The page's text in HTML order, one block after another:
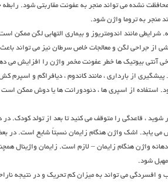
نشده می تواند منجر به عفونت مقاربتی شود.
منجر به تروما واژن شود.
شرایطی مانند اندومتریوز و بیماری التهابی لگن ممکن
از جراحی لگن و معالجات خاص سرطان نیز می تواند باعث
آنتی بیوتیک ها خطر عفونت مخمر واژن را افزایش می
از بارداری ، مانند کاندوم ، دیافراگم و اسپرم
استفاده از اسپری ها ، دئودورانت ها یا دوش ممکن
شوید ، قاعدگی را متوقف می کنید تا بعد از تولد کودک. در
یابد. اشک واژن هنگام زایمان نسبتاً شایع است. در
واژن هنگام زایمان – لازم است. زایمان واژینال
شود.
و افسردگی می تواند به میزان کم تحریک و در نتیجه